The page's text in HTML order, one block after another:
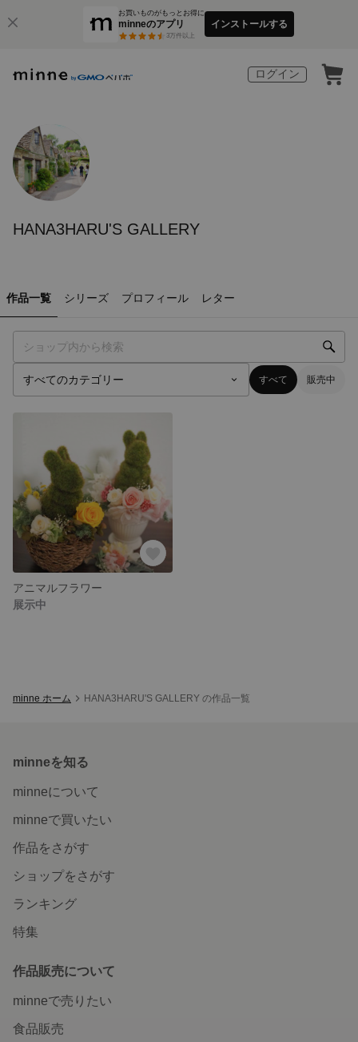
お買いものがもっとお得に
minneのアプリ
3万件以上
インストールする
ログイン
HANA3HARU'S GALLERY
作品一覧 シリーズ プロフィール レター
すべて 販売中
アニマルフラワー
展示中
minne ホーム HANA3HARU'S GALLERY の作品一覧
minneを知る
minneについて
minneで買いたい
作品をさがす
ショップをさがす
ランキング
特集
作品販売について
minneで売りたい
食品販売